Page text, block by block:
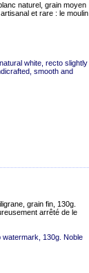
naturel, grain moyen
et rare : le moulin
white, recto slightly
smooth and
grain fin, 130g.
arrêté de le
130g. Noble